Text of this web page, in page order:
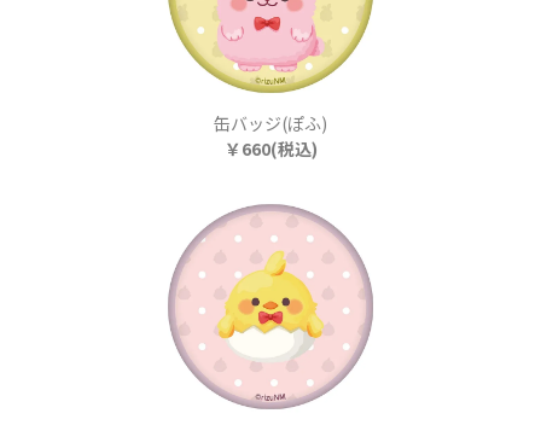
缶バッジ(ぽふ)
￥660(税込)